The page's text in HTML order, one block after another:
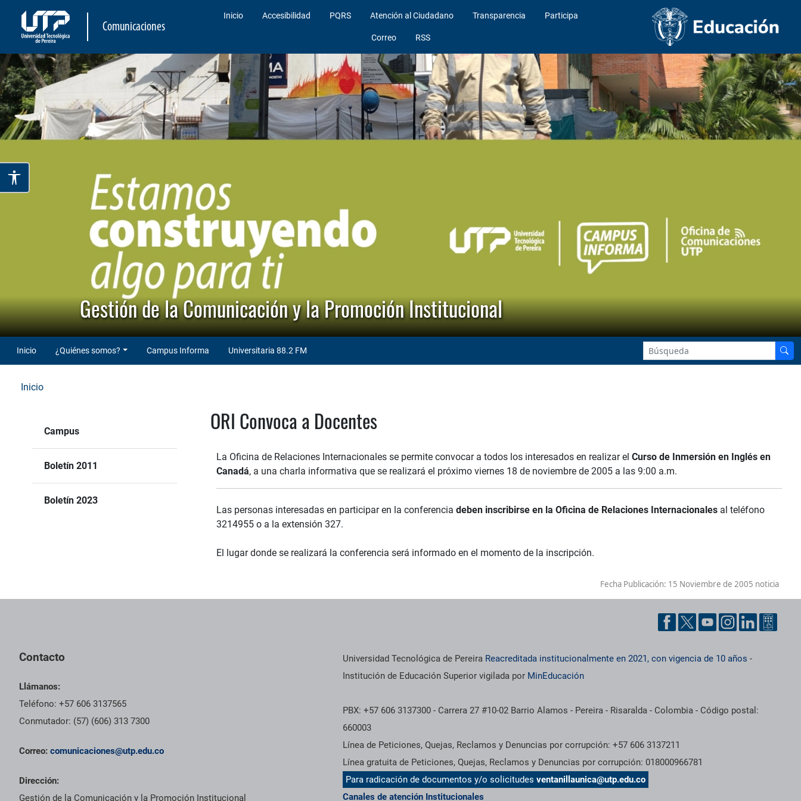
Comunicaciones
Inicio Accesibilidad PQRS Atención al Ciudadano Transparencia Participa
Correo RSS
Gestión de la Comunicación y la Promoción Institucional
Inicio ¿Quiénes somos? Campus Informa Universitaria 88.2 FM
Inicio
Campus
Boletín 2011
Boletín 2023
ORI Convoca a Docentes
La Oficina de Relaciones Internacionales se permite convocar a todos los interesados en realizar el Curso de Inmersión en Inglés en
Canadá, a una charla informativa que se realizará el próximo viernes 18 de noviembre de 2005 a las 9:00 a.m.
Las personas interesadas en participar en la conferencia deben inscribirse en la Oficina de Relaciones Internacionales al teléfono
3214955 o a la extensión 327.
El lugar donde se realizará la conferencia será informado en el momento de la inscripción.
Fecha Publicación: 15 Noviembre de 2005 noticia
Contacto
Llámanos:
Teléfono: +57 606 3137565
Conmutador: (57) (606) 313 7300
Correo: comunicaciones@utp.edu.co
Dirección:
Gestión de la Comunicación y la Promoción Institucional
Universidad Tecnológica de Pereira Reacreditada institucionalmente en 2021, con vigencia de 10 años -
Institución de Educación Superior vigilada por MinEducación
PBX: +57 606 3137300 - Carrera 27 #10-02 Barrio Alamos - Pereira - Risaralda - Colombia - Código postal:
660003
Línea de Peticiones, Quejas, Reclamos y Denuncias por corrupción: +57 606 3137211
Línea gratuita de Peticiones, Quejas, Reclamos y Denuncias por corrupción: 018000966781
Para radicación de documentos y/o solicitudesventanillaunica@utp.edu.co
Canales de atención Institucionales